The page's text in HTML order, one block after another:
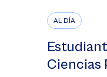
AL DÍA
Ciencias